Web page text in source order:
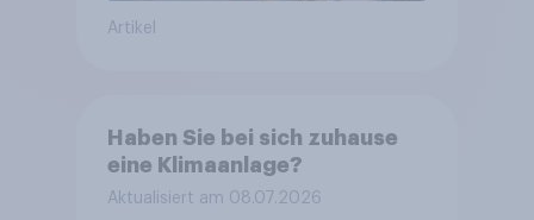
Artikel
Haben Sie bei sich zuhause
eine Klimaanlage?
Aktualisiert am 08.07.2026